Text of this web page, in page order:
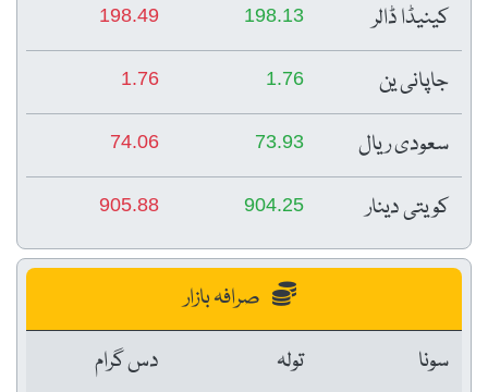
کینیڈا ڈالر 198.13
198.49
جاپانی ین 1.76
1.76
سعودی ریال 73.93
74.06
کویتی دینار 904.25
905.88
صرافہ بازار
سونا
تولہ
دس گرام